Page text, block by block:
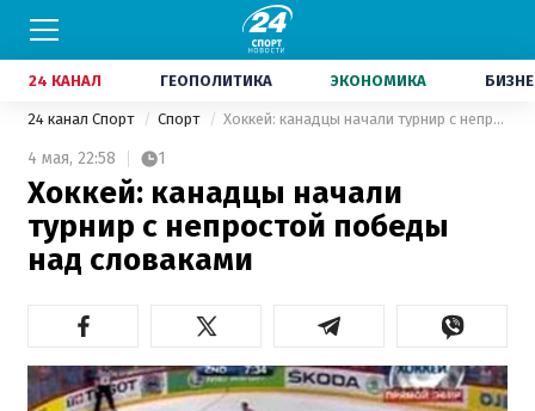
24 КАНАЛ ГЕОПОЛИТИКА ЭКОНОМИКА
24 канал Спорт Спорт Хоккей: канадцы начали турнир с непростой победы над словаками
4 мая, 22:58 1
Хоккей: канадцы начали
турнир с непростой победы
над словаками